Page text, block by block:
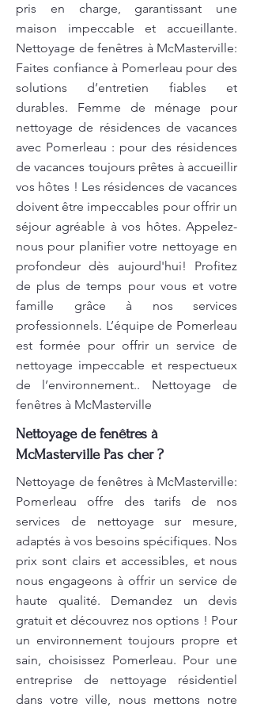
pris en charge, garantissant une
maison impeccable et accueillante.
Nettoyage de fenêtres à McMasterville:
Faites confiance à Pomerleau pour des
solutions d’entretien fiables et
durables. Femme de ménage pour
nettoyage de résidences de vacances
avec Pomerleau : pour des résidences
de vacances toujours prêtes à accueillir
vos hôtes ! Les résidences de vacances
doivent être impeccables pour offrir un
séjour agréable à vos hôtes. Appelez-
nous pour planifier votre nettoyage en
profondeur dès aujourd'hui! Profitez
de plus de temps pour vous et votre
famille grâce à nos services
professionnels. L’équipe de Pomerleau
est formée pour offrir un service de
nettoyage impeccable et respectueux
de l’environnement.. Nettoyage de
fenêtres à McMasterville
Nettoyage de fenêtres à
McMasterville Pas cher ?
Nettoyage de fenêtres à McMasterville:
Pomerleau offre des tarifs de nos
services de nettoyage sur mesure,
adaptés à vos besoins spécifiques. Nos
prix sont clairs et accessibles, et nous
nous engageons à offrir un service de
haute qualité. Demandez un devis
gratuit et découvrez nos options ! Pour
un environnement toujours propre et
sain, choisissez Pomerleau. Pour une
entreprise de nettoyage résidentiel
dans votre ville, nous mettons notre